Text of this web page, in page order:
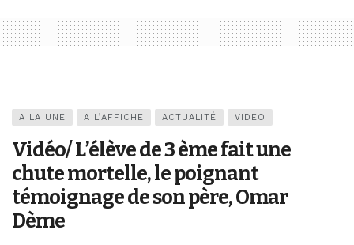
A LA UNE A L’AFFICHE ACTUALITÉ VIDEO
Vidéo/ L’élève de 3 ème fait une
chute mortelle, le poignant
témoignage de son père, Omar
Dème